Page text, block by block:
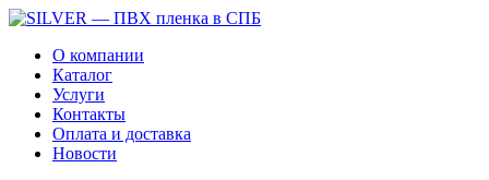
О компании
Каталог
Услуги
Контакты
Оплата и доставка
Новости